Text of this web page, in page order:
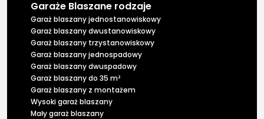
Garaże Blaszane rodzaje
Garaż blaszany jednostanowiskowy
Garaż blaszany dwustanowiskowy
Garaż blaszany trzystanowiskowy
Garaż blaszany jednospadowy
Garaż blaszany dwuspadowy
Garaż blaszany do 35 m²
Garaż blaszany z montażem
Wysoki garaż blaszany
Mały garaż blaszany